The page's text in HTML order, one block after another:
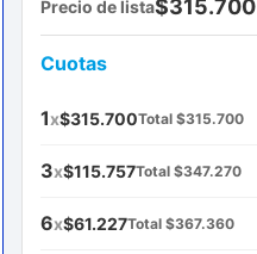
Precio de lista$315.700
Cuotas
1x$315.700Total $315.700
3x$115.757Total $347.270
6x$61.227Total $367.360